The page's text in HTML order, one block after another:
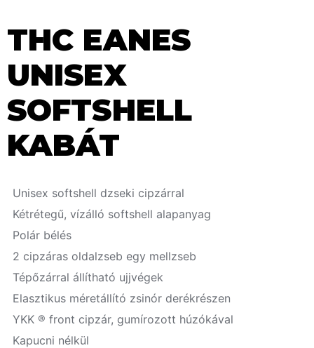
THC EANES
UNISEX
SOFTSHELL
KABÁT
Unisex softshell dzseki cipzárral
Kétrétegű, vízálló softshell alapanyag
Polár bélés
2 cipzáras oldalzseb egy mellzseb
Tépőzárral állítható ujjvégek
Elasztikus méretállító zsinór derékrészen
YKK ® front cipzár, gumírozott húzókával
Kapucni nélkül